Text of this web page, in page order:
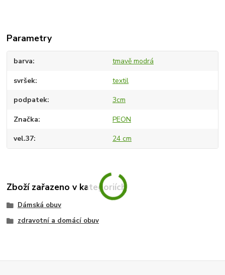
Parametry
barva tmavě modrá
svršek textil
podpatek 3cm
Značka PEON
vel.37 24 cm
Zboží zařazeno v kategoriích
Dámská obuv
zdravotní a domácí obuv